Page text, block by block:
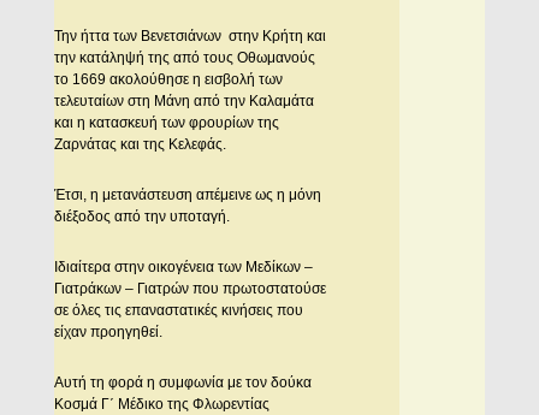
Την ήττα των Βενετσιάνων στην Κρήτη και
την κατάληψή της από τους Οθωμανούς
το 1669 ακολούθησε η εισβολή των
τελευταίων στη Μάνη από την Καλαμάτα
και η κατασκευή των φρουρίων της
Ζαρνάτας και της Κελεφάς.
Έτσι, η μετανάστευση απέμεινε ως η μόνη
διέξοδος από την υποταγή.
Ιδιαίτερα στην οικογένεια των Μεδίκων –
Γιατράκων – Γιατρών που πρωτοστατούσε
σε όλες τις επαναστατικές κινήσεις που
είχαν προηγηθεί.
Αυτή τη φορά η συμφωνία με τον δούκα
Κοσμά Γ΄ Μέδικο της Φλωρεντίας